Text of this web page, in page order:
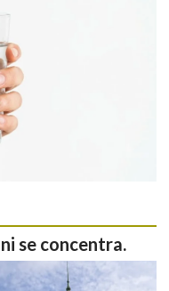
se concentra.